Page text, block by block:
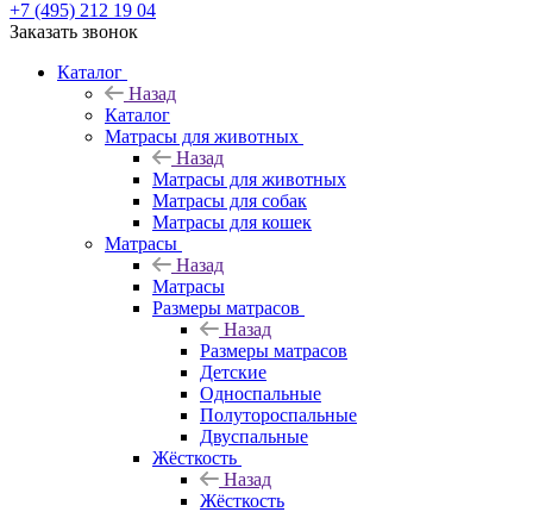
+7 (495) 212 19 04
Заказать звонок
Каталог
Назад
Каталог
Матрасы для животных
Назад
Матрасы для животных
Матрасы для собак
Матрасы для кошек
Матрасы
Назад
Матрасы
Размеры матрасов
Назад
Размеры матрасов
Детские
Односпальные
Полутороспальные
Двуспальные
Жёсткость
Назад
Жёсткость